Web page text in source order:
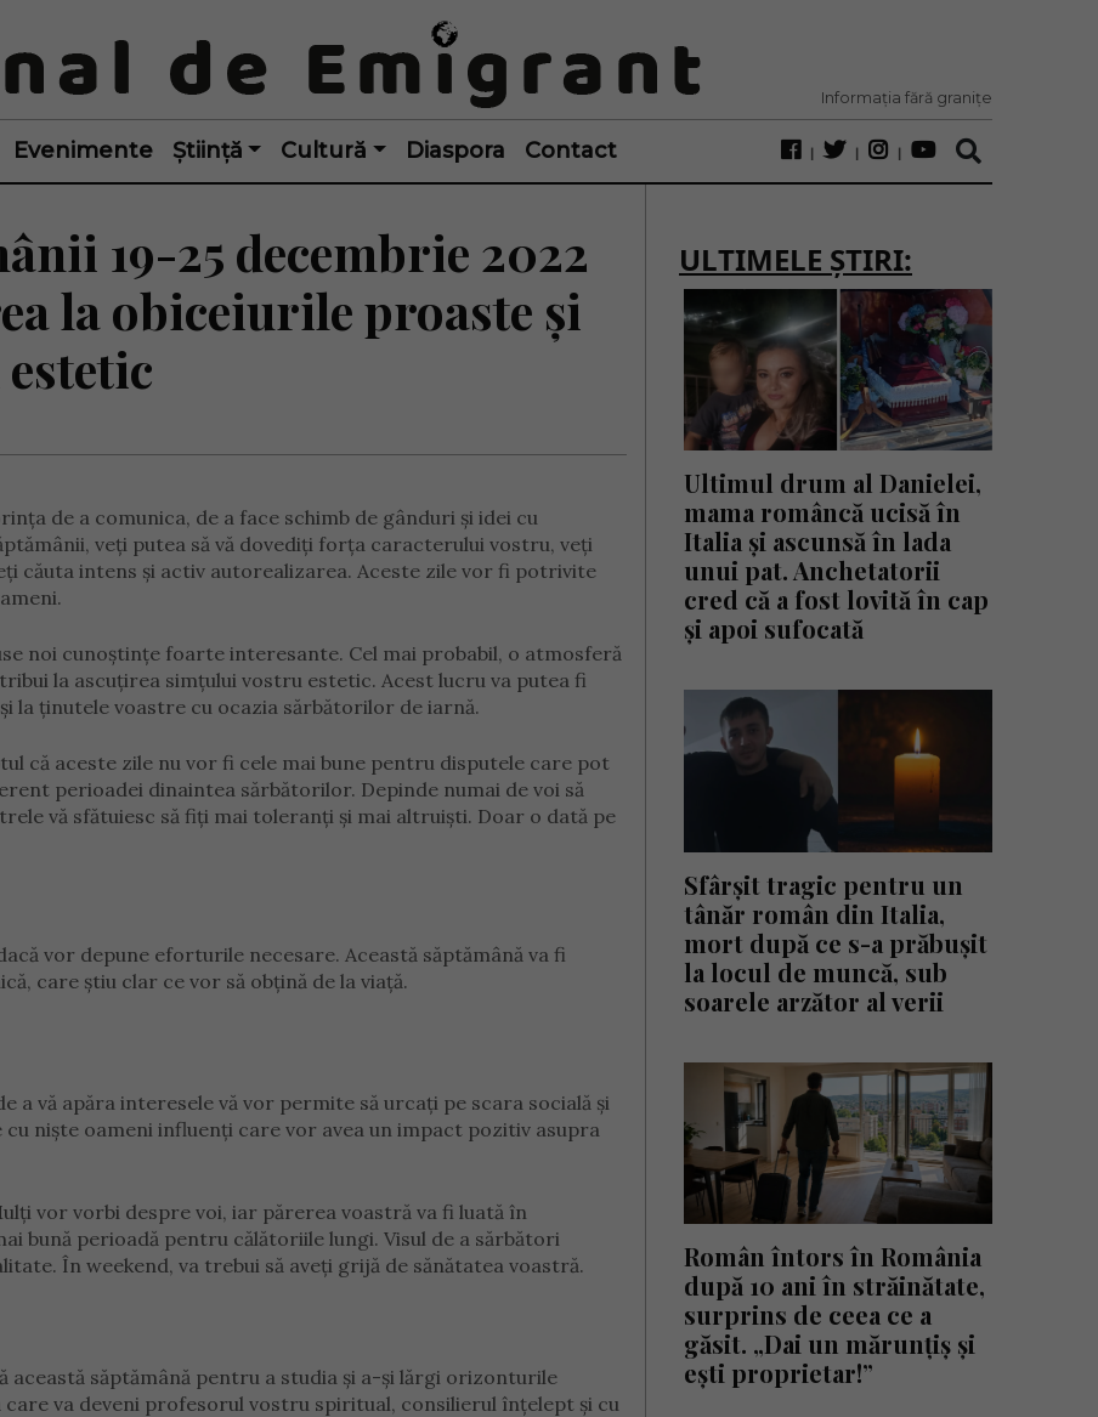
Informația fără granițe
Evenimente Știință Cultură Diaspora Contact
19-25 decembrie 2022
la obiceiurile proaste și
de a comunica, de a face schimb de gânduri și idei cu
veți putea să vă dovediți forța caracterului vostru, veți
căuta intens și activ autorealizarea. Aceste zile vor fi potrivite
noi cunoștințe foarte interesante. Cel mai probabil, o atmosferă
la ascuțirea simțului vostru estetic. Acest lucru va putea fi
la ținutele voastre cu ocazia sărbătorilor de iarnă.
că aceste zile nu vor fi cele mai bune pentru disputele care pot
perioadei dinaintea sărbătorilor. Depinde numai de voi să
vă sfătuiesc să fiți mai toleranți și mai altruiști. Doar o dată pe
vor depune eforturile necesare. Această săptămână va fi
care știu clar ce vor să obțină de la viață.
a vă apăra interesele vă vor permite să urcați pe scara socială și
niște oameni influenți care vor avea un impact pozitiv asupra
vor vorbi despre voi, iar părerea voastră va fi luată în
bună perioadă pentru călătoriile lungi. Visul de a sărbători
În weekend, va trebui să aveți grijă de sănătatea voastră.
această săptămână pentru a studia și a-și lărgi orizonturile
va deveni profesorul vostru spiritual, consilierul înțelept și cu
ULTIMELE ȘTIRI:
Ultimul drum al Danielei,
mama româncă ucisă în
Italia și ascunsă în lada
unui pat. Anchetatorii
cred că a fost lovită în cap
și apoi sufocată
Sfârșit tragic pentru un
tânăr român din Italia,
mort după ce s-a prăbușit
la locul de muncă, sub
soarele arzător al verii
Român întors în România
după 10 ani în străinătate,
surprins de ceea ce a
găsit. „Dai un mărunțiș și
ești proprietar!”